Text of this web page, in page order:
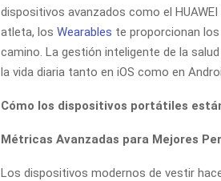
dispositivos avanzados como el
atleta, los Wearables te proporcionan
camino. La gestión inteligente de la
la vida diaria tanto en iOS como en
Cómo los dispositivos portátiles
Métricas Avanzadas para Mejores
Los dispositivos modernos de vestir